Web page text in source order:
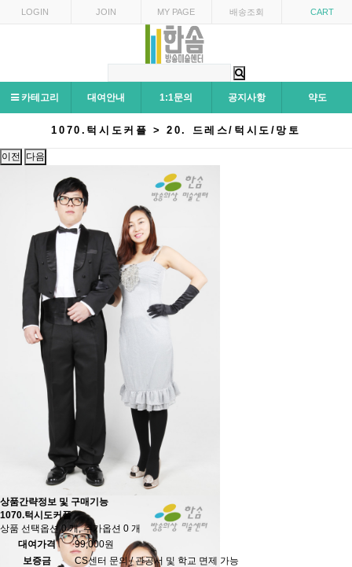
LOGIN JOIN MY PAGE 배송조회 CART
카테고리 대여안내 1:1문의 공지사항 약도
1070.턱시도커플 > 20. 드레스/턱시도/망토
이전 다음
상품간략정보 및 구매기능
1070.턱시도커플
상품 선택옵션 0 개, 추가옵션 0 개
대여가격
99,000원
보증금
CS센터 문의 / 관공서 및 학교 면제 가능